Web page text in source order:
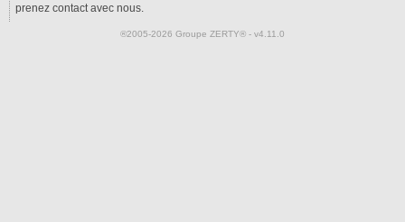
prenez contact avec nous.
®2005-2026 Groupe ZERTY® - v4.11.0